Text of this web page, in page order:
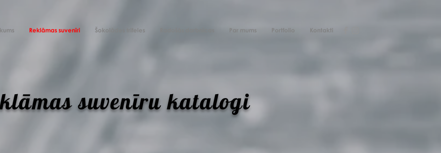
Reklāmas suvenīri Šokolādes trifeles Par mums Portfolio Kontakti
suvenīru katalogi